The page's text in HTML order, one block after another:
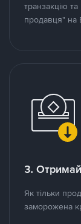
транзакцію
продавця" на
3.
Як тільки
заморожена